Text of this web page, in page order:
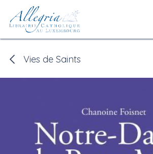
Se rendre au contenu
Vies de Saints